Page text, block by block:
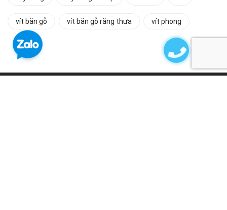
vít bắn gỗ vít bắn gỗ răng thưa vít phong